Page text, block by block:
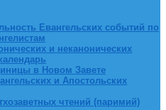
Евангельских событий по
и неканонических
в Новом Завете
и Апостольских
чтений (паримий)